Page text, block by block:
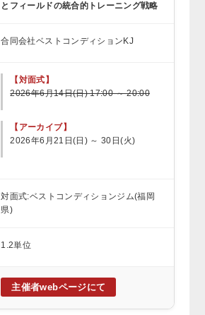
とフィールドの統合的トレーニング戦略
合同会社ベストコンディションKJ
【対面式】
2026年6月14日(日) 17:00 ～ 20:00
【アーカイブ】
2026年6月21日(日) ～ 30日(火)
対面式:ベストコンディションジム(福岡
県)
1.2単位
主催者webページにて